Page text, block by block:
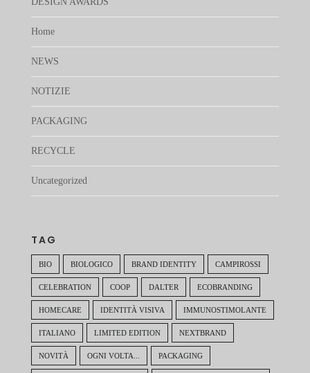
Home
NEWS
NOTIZIE
PACKAGING
RECYCLE
Uncategorized
TAG
BIO BIOLOGICO BRAND IDENTITY CAMPIROSSI
CELEBRATION COOP DALTER ECOBRANDING
HOMECARE IDENTITÀ VISIVA IMMUNOSTIMOLANTE
ITALIANO LIMITED EDITION NEXTBRAND
NOVITÀ OGNI VOLTA... PACKAGING